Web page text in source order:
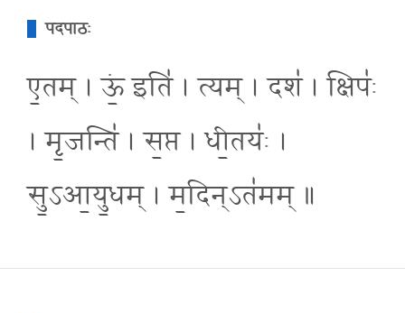
पदपाठः
ए॒तम् । ऊं॒ इति॑ । त्यम् । दश॑ । क्षिपः॑
। मृ॒जन्ति॑ । स॒प्त । धी॒तयः॑ ।
सु॒ऽआ॒यु॒धम् । म॒दिन्ऽत॑मम् ॥